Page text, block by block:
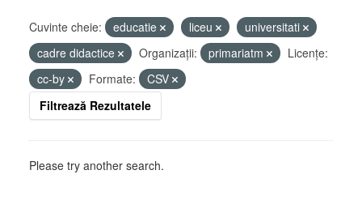
Cuvinte cheie: educatie liceu
universitati
cadre didactice
Organizații: primariatm
Licenţe:
cc-by
Formate:
CSV
Filtrează Rezultatele
Please try another search.